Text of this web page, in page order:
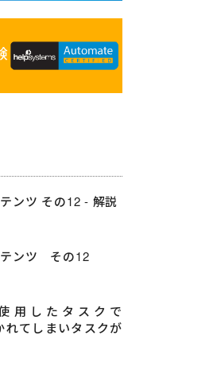
ンツ その12 - 解説
テンツ その12
用したタスクで
てしまいタスクが